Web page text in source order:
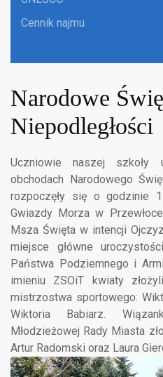
Cennik najmu
Narodowe
Niepodległości
Uczniowie naszej szkoły
obchodach Narodowego
rozpoczęły się o godzinie
Gwiazdy Morza w
Msza Święta w intencji
miejsce główne
Państwa Podziemnego i
imieniu ZSOiT kwiaty
mistrzostwa sportowego:
Wiktoria Babiarz.
Młodzieżowej Rady Miasta
Artur Radomski oraz Laura